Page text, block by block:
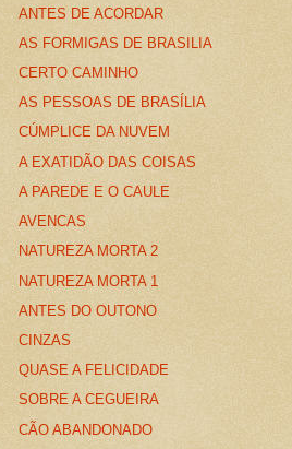
ANTES DE ACORDAR
AS FORMIGAS DE BRASILIA
CERTO CAMINHO
AS PESSOAS DE BRASÍLIA
CÚMPLICE DA NUVEM
A EXATIDÃO DAS COISAS
A PAREDE E O CAULE
AVENCAS
NATUREZA MORTA 2
NATUREZA MORTA 1
ANTES DO OUTONO
CINZAS
QUASE A FELICIDADE
SOBRE A CEGUEIRA
CÃO ABANDONADO